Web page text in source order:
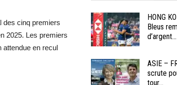
des cinq premiers
2025. Les premiers
attendue en recul
HONG
Bleus
d’argent...
ASIE –
scrute
tour...